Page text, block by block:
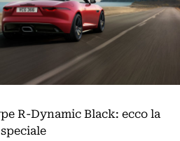
R-Dynamic Black: ecco la